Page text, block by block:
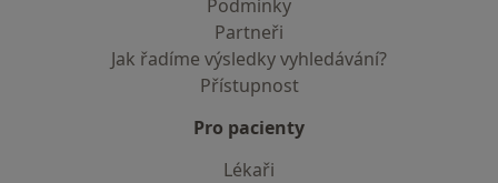
Podmínky
Partneři
Jak řadíme výsledky vyhledávání?
Přístupnost
Pro pacienty
Lékaři